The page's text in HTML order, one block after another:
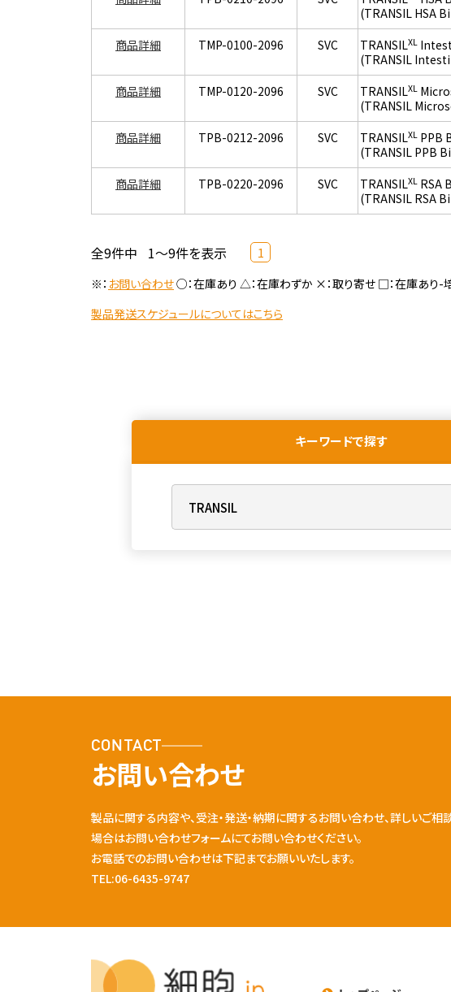
(TRANSIL HSA
商品詳細 TMP-0100-2096 SVC TRANSILXL
(TRANSIL
商品詳細 TMP-0120-2096 SVC TRANSILXL
(TRANSIL
商品詳細 TPB-0212-2096 SVC TRANSILXL PPB
(TRANSIL PPB
商品詳細 TPB-0220-2096 SVC TRANSILXL RSA
(TRANSIL RSA
全9件中 1～9件を表示 1
※： お問い合わせ○：在庫あり △：在庫わずか ×：取り寄せ □：在庫あり-
製品発送スケジュールについてはこちら
キーワードで探す
CONTACT
お問い合わせ
製品に関する内容や、受注・発送・納期に関するお問い合わせ、詳しいご相
場合はお問い合わせフォームにてお問い合わせください。
お電話でのお問い合わせは下記までお願いいたします。
TEL:06-6435-9747